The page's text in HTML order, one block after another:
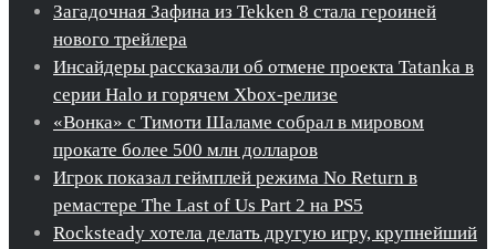
Загадочная Зафина из Tekken 8 стала героиней
нового трейлера
Инсайдеры рассказали об отмене проекта Tatanka в
серии Halo и горячем Xbox-релизе
«Вонка» с Тимоти Шаламе собрал в мировом
прокате более 500 млн долларов
Игрок показал геймплей режима No Return в
ремастере The Last of Us Part 2 на PS5
Rocksteady хотела делать другую игру, крупнейший